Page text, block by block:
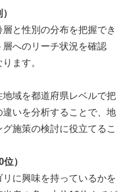
と性別の分布を把握でき
へのリーチ状況を確認
ます。
域を都道府県レベルで把
いを分析することで、地
施策の検討に役立てるこ
）
に興味を持っているかを